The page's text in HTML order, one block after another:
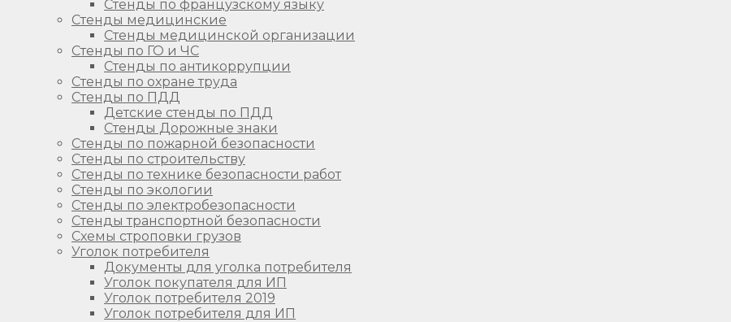
Стенды по французскому языку
Стенды медицинские
Стенды медицинской организации
Стенды по ГО и ЧС
Стенды по антикоррупции
Стенды по охране труда
Стенды по ПДД
Детские стенды по ПДД
Стенды Дорожные знаки
Стенды по пожарной безопасности
Стенды по строительству
Стенды по технике безопасности работ
Стенды по экологии
Стенды по электробезопасности
Стенды транспортной безопасности
Схемы строповки грузов
Уголок потребителя
Документы для уголка потребителя
Уголок покупателя для ИП
Уголок потребителя 2019
Уголок потребителя для ИП